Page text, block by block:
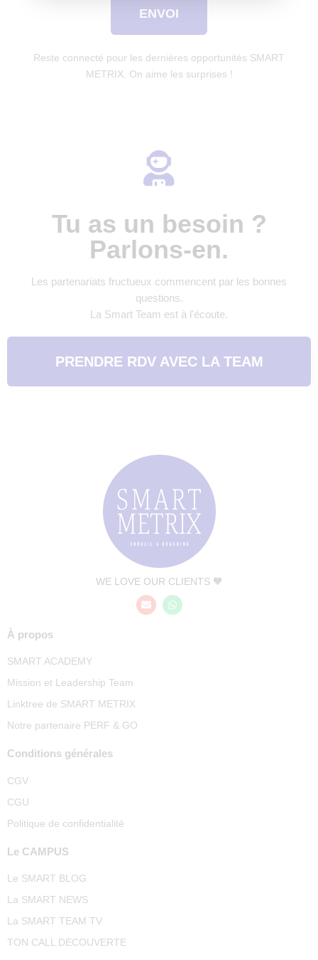
ENVOI
Reste connecté pour les dernières opportunités SMART
METRIX. On aime les surprises !
Tu as un besoin ?
Parlons-en.
Les partenariats fructueux commencent par les bonnes
questions.
La Smart Team est à l'écoute.
PRENDRE RDV AVEC LA TEAM
WE LOVE OUR CLIENTS 🧡
À propos
SMART ACADEMY
Mission et Leadership Team
Linktree de SMART METRIX
Notre partenaire PERF & GO
Conditions générales
CGV
CGU
Politique de confidentialité
Le CAMPUS
Le SMART BLOG
La SMART NEWS
La SMART TEAM TV
TON CALL DECOUVERTE